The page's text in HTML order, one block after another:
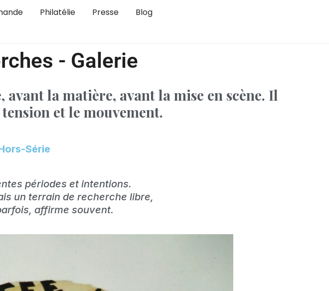
Philatélie Presse
Blog
- Galerie
avant la matière, avant la mise en scène. Il
et le mouvement.
Série
périodes et intentions.
un terrain de recherche libre,
affirme souvent.